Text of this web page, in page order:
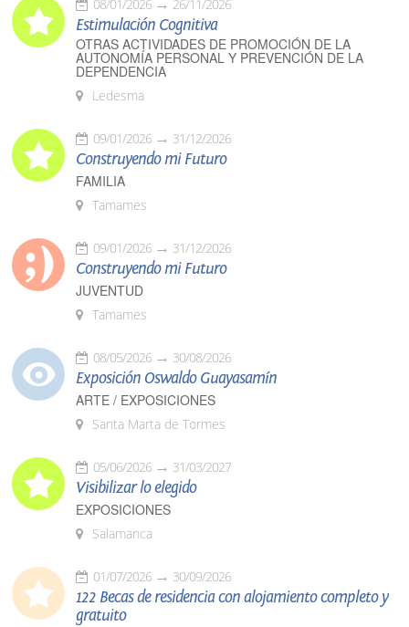
08/01/2026 26/11/2026
Estimulación Cognitiva
OTRAS ACTIVIDADES DE PROMOCIÓN DE LA
AUTONOMÍA PERSONAL Y PREVENCIÓN DE LA
DEPENDENCIA
Ledesma
09/01/2026 31/12/2026
Construyendo mi Futuro
FAMILIA
Tamames
09/01/2026 31/12/2026
Construyendo mi Futuro
JUVENTUD
Tamames
08/05/2026 30/08/2026
Exposición Oswaldo Guayasamín
ARTE / EXPOSICIONES
Santa Marta de Tormes
05/06/2026 31/03/2027
Visibilizar lo elegido
EXPOSICIONES
Salamanca
01/07/2026 30/09/2026
122 Becas de residencia con alojamiento completo y
gratuito